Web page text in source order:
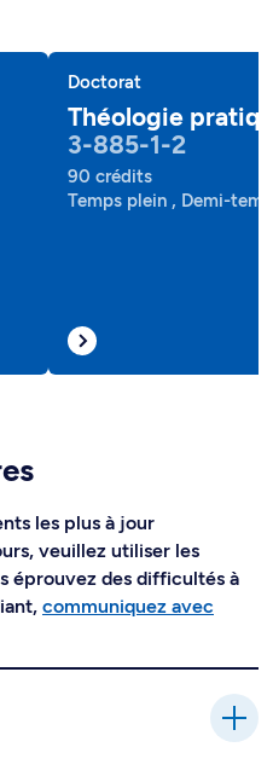
Doctorat
Théologie
3-885-1-2
90 crédits
Temps plein , Demi-
les plus à jour
veuillez utiliser les
éprouvez des difficultés à
communiquez avec